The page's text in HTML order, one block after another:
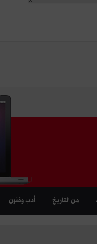
من التاريخ أدب وفنون